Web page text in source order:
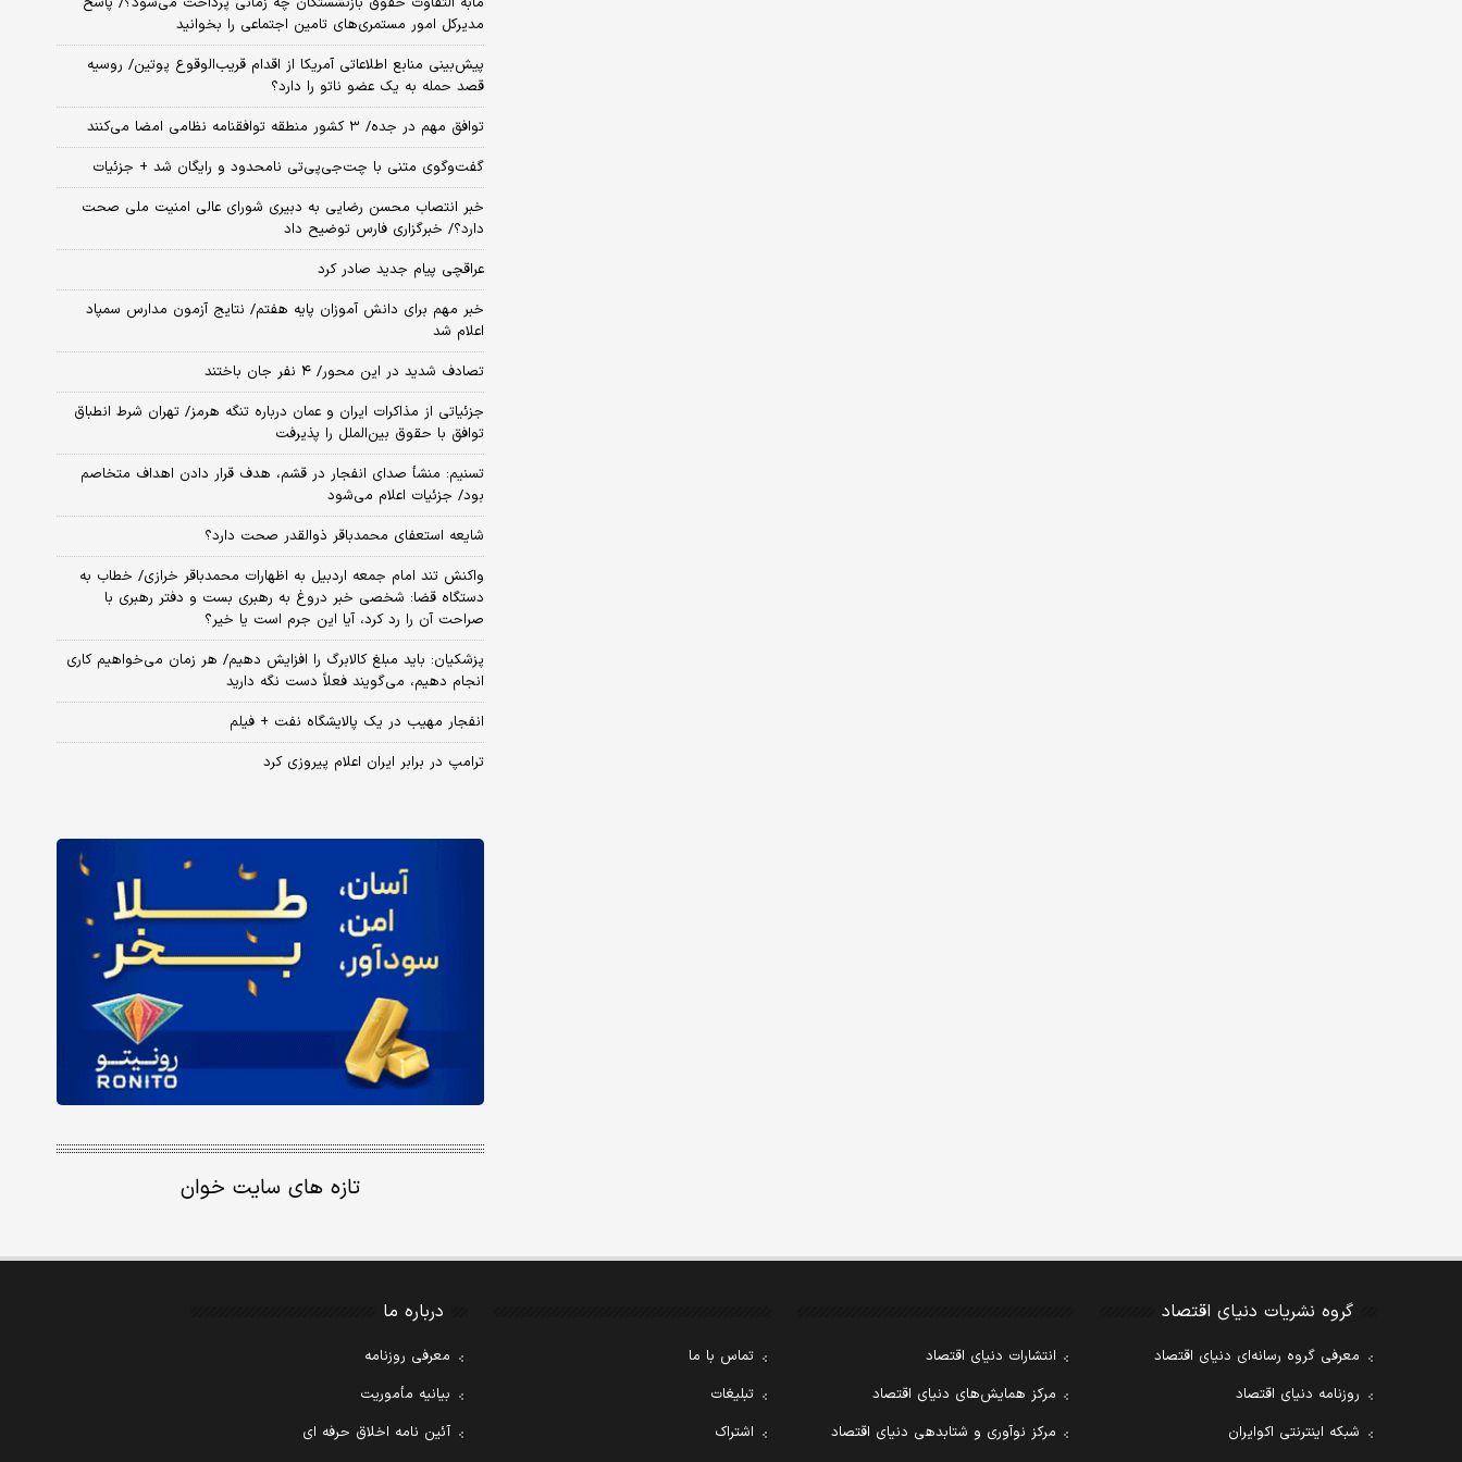
مدیرکل امور مستمری‌های تامین اجتماعی را بخوانید
پیش‌بینی منابع اطلاعاتی آمریکا از اقدام قریب‌الوقوع پوتین/ روسیه
قصد حمله به یک عضو ناتو را دارد؟
توافق مهم در جده/ ۳ کشور منطقه توافقنامه نظامی امضا می‌کنند
گفت‌وگوی متنی با چت‌جی‌پی‌تی نامحدود و رایگان شد + جزئیات
خبر انتصاب محسن رضایی به دبیری شورای عالی امنیت ملی صحت
دارد؟/ خبرگزاری فارس توضیح داد
عراقچی پیام جدید صادر کرد
خبر مهم برای دانش آموزان پایه هفتم/ نتایج آزمون مدارس سمپاد
اعلام شد
تصادف شدید در این محور/ ۴ نفر جان باختند
جزئیاتی از مذاکرات ایران و عمان درباره تنگه هرمز/ تهران شرط انطباق
توافق با حقوق بین‌الملل را پذیرفت
تسنیم: منشأ صدای انفجار در قشم، هدف قرار دادن اهداف متخاصم
بود/ جزئیات اعلام می‌شود
شایعه استعفای محمدباقر ذوالقدر صحت دارد؟
واکنش تند امام جمعه اردبیل به اظهارات محمدباقر خرازی/ خطاب به
دستگاه قضا: شخصی خبر دروغ به رهبری بست و دفتر رهبری با
صراحت آن را رد کرد، آیا این جرم است یا خیر؟
پزشکیان: باید مبلغ کالابرگ را افزایش دهیم/ هر زمان می‌خواهیم کاری
انجام دهیم، می‌گویند فعلاً دست نگه دارید
انفجار مهیب در یک پالایشگاه نفت + فیلم
ترامپ در برابر ایران اعلام پیروزی کرد
تازه های سایت خوان
گروه نشریات دنیای اقتصاد
معرفی گروه رسانه‌ای دنیای اقتصاد
روزنامه دنیای اقتصاد
شبکه اینترنتی اکوایران
انتشارات دنیای اقتصاد
مرکز همایش‌های دنیای اقتصاد
مرکز نوآوری و شتابدهی دنیای اقتصاد
تماس با ما
تبلیغات
اشتراک
درباره ما
معرفی روزنامه
بیانیه مأموریت
آئین نامه اخلاق حرفه ای